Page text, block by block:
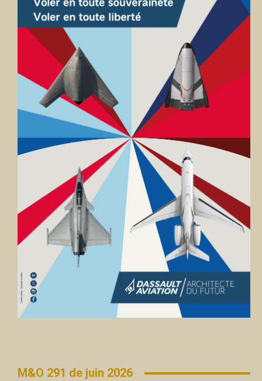
M&O 291 de juin 2026